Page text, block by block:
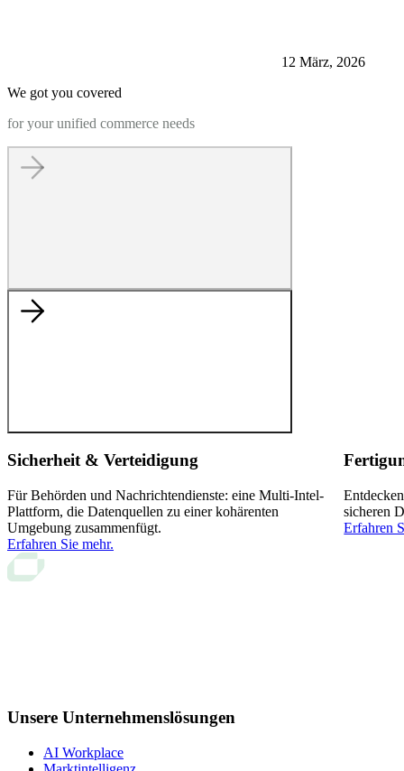
12 März, 2026
We got you covered
for your unified commerce needs
Sicherheit & Verteidigung
Für Behörden und Nachrichtendienste: eine Multi-Intel-
Plattform, die Datenquellen zu einer kohärenten
Umgebung zusammenfügt.
Erfahren Sie mehr.
sicheren
Erfahren
Unsere Unternehmenslösungen
AI Workplace